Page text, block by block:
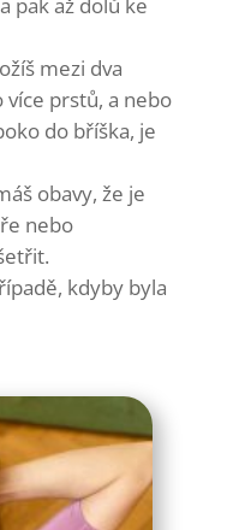
mezi dva
více prstů, a nebo
do bříška, je
obavy, že je
nebo
kdyby byla